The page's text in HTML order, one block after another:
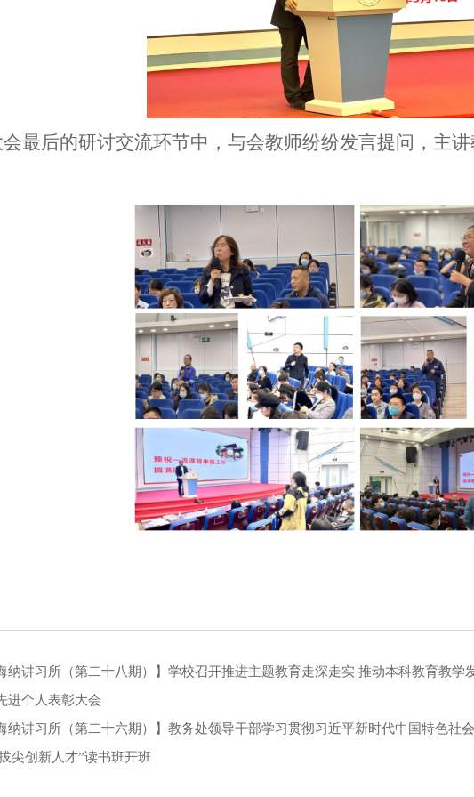
最后的研讨交流环节中 ，与会教师纷纷发言提问， 主
纳讲习所（第二十八期）】学校召开推进主题教育走深走实 推动本科教育教
进个人表彰大会
纳讲习所（第二十六期）】教务处领导干部学习贯彻习近平新时代中国特色社
尖创新人才”读书班开班